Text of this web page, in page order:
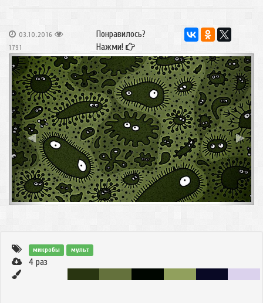
03.10.2016
1791
Понравилось?
Нажми!
◀ ▶
микробы мульт
4 раз